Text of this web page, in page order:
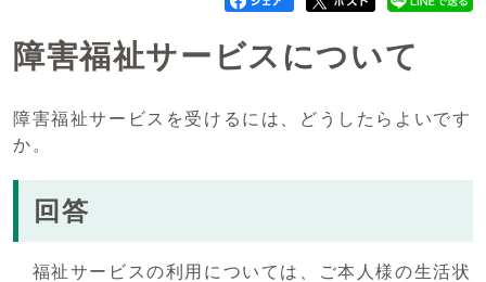
障害福祉サービスについて
障害福祉サービスを受けるには、どうしたらよいです
か。
回答
福祉サービスの利用については、ご本人様の生活状